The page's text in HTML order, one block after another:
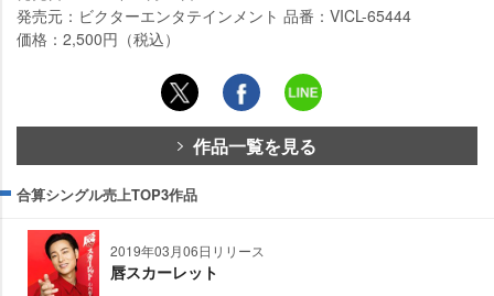
発売元：ビクターエンタテインメント 品番：VICL-65444
価格：2,500円（税込）
作品一覧を見る
合算シングル売上TOP3作品
2019年03月06日リリース
唇スカーレット